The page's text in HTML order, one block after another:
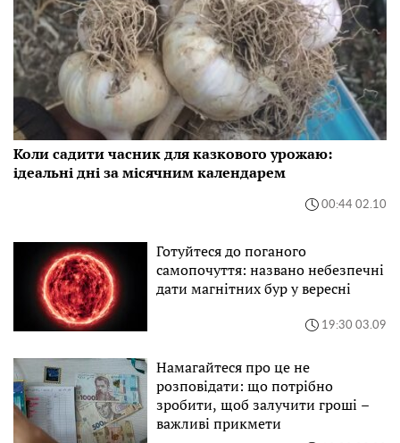
Коли садити часник для казкового урожаю:
ідеальні дні за місячним календарем
00:44 02.10
Готуйтеся до поганого
самопочуття: названо небезпечні
дати магнітних бур у вересні
19:30 03.09
Намагайтеся про це не
розповідати: що потрібно
зробити, щоб залучити гроші –
важливі прикмети